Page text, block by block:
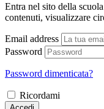
Entra nel sito della
contenuti, visualizzare
Email address
Password
Password dimenticata?
Ricordami